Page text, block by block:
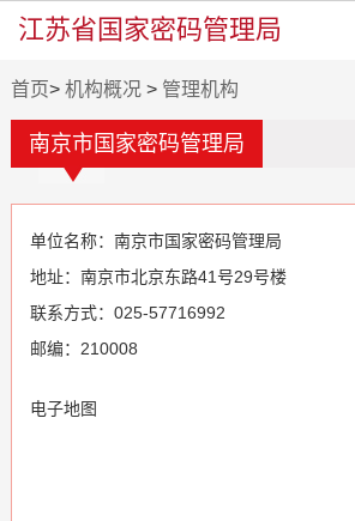
江苏省国家密码管理局
首页> 机构概况 > 管理机构
南京市国家密码管理局
单位名称： 南京市国家密码管理局
地址： 南京市北京东路41号29号楼
联系方式： 025-57716992
邮编： 210008
电子地图